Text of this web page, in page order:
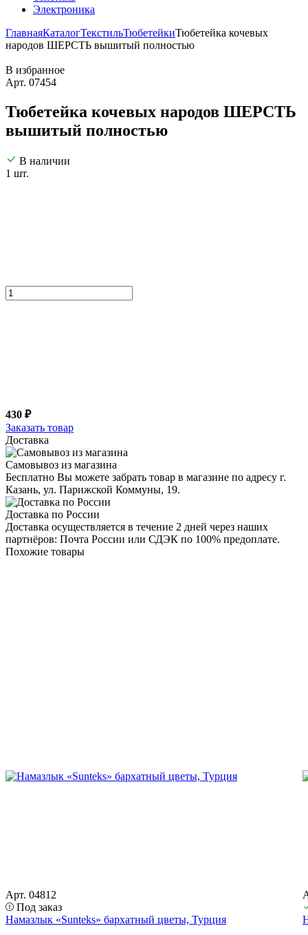
Электроника
ГлавнаяКаталогТекстильТюбетейкиТюбетейка кочевых
народов ШЕРСТЬ вышитый полностью
В избранное
Арт. 07454
Тюбетейка кочевых народов ШЕРСТЬ
вышитый полностью
В наличии
1 шт.
430 ₽
Заказать товар
Доставка
Самовывоз из магазина
Бесплатно Вы можете забрать товар в магазине по адресу г.
Казань, ул. Парижской Коммуны, 19.
Доставка по России
Доставка осуществляется в течение 2 дней через наших
партнёров: Почта России или СДЭК по 100% предоплате.
Похожие товары
Арт. 04812
Под заказ
Намазлык «Sunteks» бархатный цветы, Турция